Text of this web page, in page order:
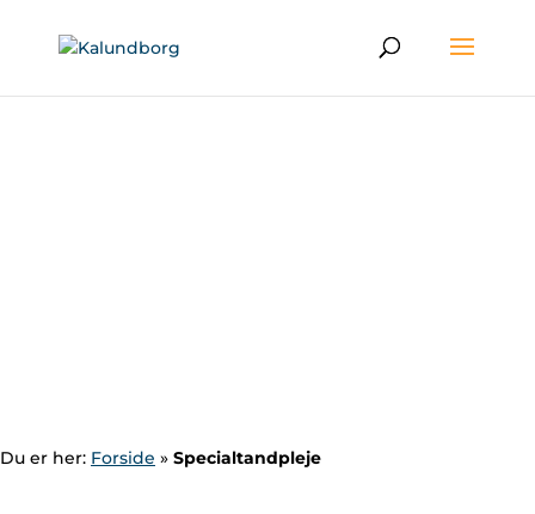
Du er her: Forside » Specialtandpleje